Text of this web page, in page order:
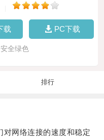
载 PC下载
全绿色
排行
网络连接的速度和稳定